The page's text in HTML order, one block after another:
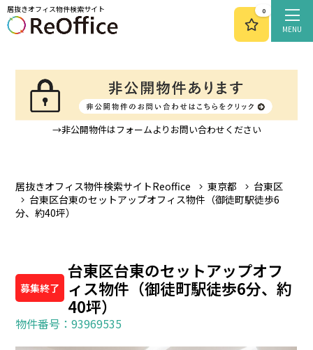
MENU
居抜きオフィス物件検索サイト 0
→非公開物件はフォームよりお問い合わせください
居抜きオフィス物件検索サイトReoffice 東京都
台東区
台東区台東のセットアップオフィス物件（御徒町駅徒歩6
分、約40坪）
募集終了
台東区台東のセットアップオフ
ィス物件（御徒町駅徒歩6分、約
40坪）
物件番号：93969535